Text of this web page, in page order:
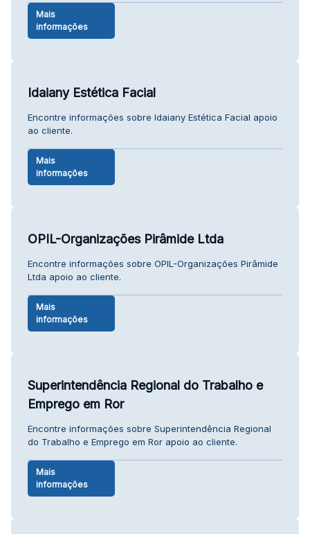
Mais
informações
Idaiany Estética Facial
Encontre informações sobre Idaiany Estética Facial apoio
ao cliente.
Mais
informações
OPIL-Organizações Pirâmide Ltda
Encontre informações sobre OPIL-Organizações Pirâmide
Ltda apoio ao cliente.
Mais
informações
Superintendência Regional do Trabalho e
Emprego em Ror
Encontre informações sobre Superintendência Regional
do Trabalho e Emprego em Ror apoio ao cliente.
Mais
informações